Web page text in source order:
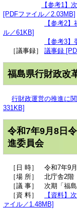
【参考1】
[PDFファイル／2.03MB]
【参考2
ル／61KB]
【参考3
［議事録］ 議事録
福島県行財政改
行財政運営の推進に
331KB]
令和7年9月8日
進委員会
［日 時］ 令和7年9月
［場 所］ 北庁舎2階
［議 事］ 次期「福島
［資 料］
【資料】
ァイル／1.48MB]